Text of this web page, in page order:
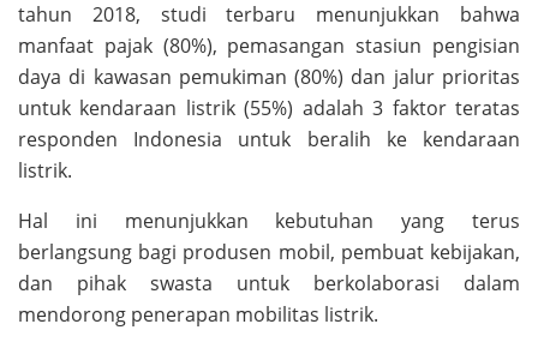
tahun 2018, studi terbaru menunjukkan bahwa
manfaat pajak (80%), pemasangan stasiun pengisian
daya di kawasan pemukiman (80%) dan jalur prioritas
untuk kendaraan listrik (55%) adalah 3 faktor teratas
responden Indonesia untuk beralih ke kendaraan
listrik.
Hal ini menunjukkan kebutuhan yang terus
berlangsung bagi produsen mobil, pembuat kebijakan,
dan pihak swasta untuk berkolaborasi dalam
mendorong penerapan mobilitas listrik.